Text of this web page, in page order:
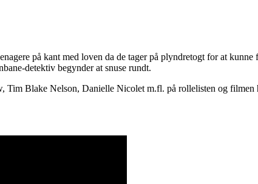
på kant med loven da de tager på plyndretogt for at
detektiv begynder at snuse rundt.
Blake Nelson, Danielle Nicolet m.fl. på rollelisten og filmen